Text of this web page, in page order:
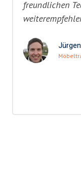
freundlichen